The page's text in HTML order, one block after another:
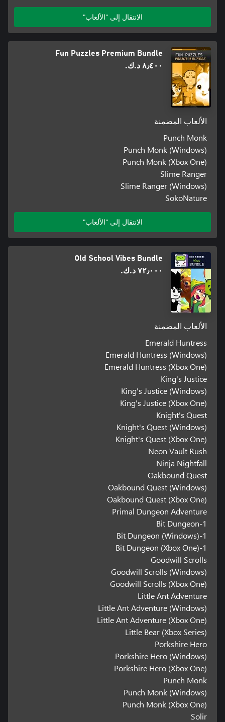
الانتقال إلى "الألعاب"
Fun Puzzles Premium Bundle
٨٫٤٠٠ د.ك.‏
الألعاب المضمنة
Punch Monk
Punch Monk (Windows)
Punch Monk (Xbox One)
Slime Ranger
Slime Ranger (Windows)
SokoNature
الانتقال إلى "الألعاب"
Old School Vibes Bundle
٧٢٫٠٠٠ د.ك.‏
الألعاب المضمنة
Emerald Huntress
Emerald Huntress (Windows)
Emerald Huntress (Xbox One)
King's Justice
King's Justice (Windows)
King's Justice (Xbox One)
Knight's Quest
Knight's Quest (Windows)
Knight's Quest (Xbox One)
Neon Vault Rush
Ninja Nightfall
Oakbound Quest
Oakbound Quest (Windows)
Oakbound Quest (Xbox One)
Primal Dungeon Adventure
1-Bit Dungeon
1-Bit Dungeon (Windows)
1-Bit Dungeon (Xbox One)
Goodwill Scrolls
Goodwill Scrolls (Windows)
Goodwill Scrolls (Xbox One)
Little Ant Adventure
Little Ant Adventure (Windows)
Little Ant Adventure (Xbox One)
Little Bear (Xbox Series)
Porkshire Hero
Porkshire Hero (Windows)
Porkshire Hero (Xbox One)
Punch Monk
Punch Monk (Windows)
Punch Monk (Xbox One)
Solir